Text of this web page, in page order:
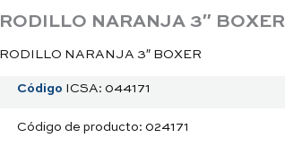
RODILLO NARANJA 3″ BOXER
RODILLO NARANJA 3″ BOXER
Código ICSA: 044171
Código de producto: 024171